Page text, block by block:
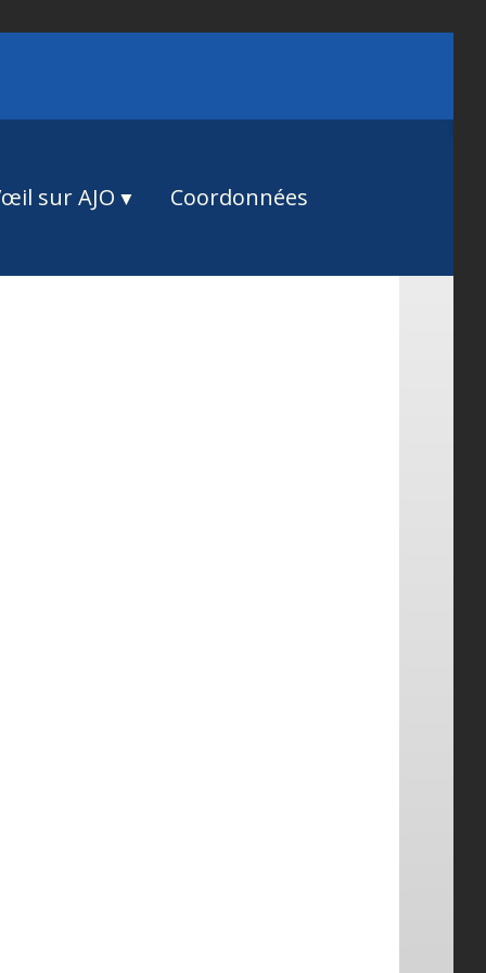
sur AJO Coordonnées